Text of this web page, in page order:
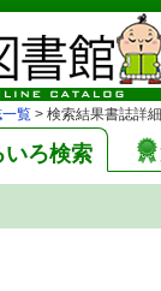
覧 > 検索結果書誌詳細
いろ検索